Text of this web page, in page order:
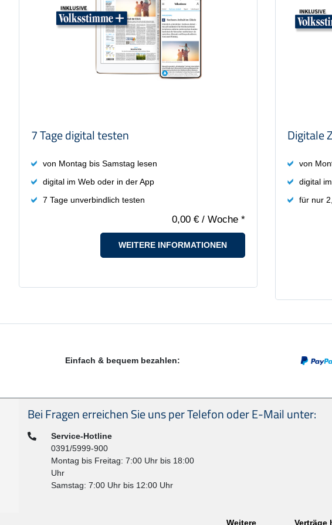
7 Tage digital testen
von Montag bis Samstag lesen
digital im Web oder in der App
7 Tage unverbindlich testen
0,00 €/ Woche *
WEITERE INFORMATIONEN
Digitale
von
digital
für nur
Einfach & bequem bezahlen:
Seitenfußbereich
Bei Fragen erreichen Sie uns per Telefon oder E-Mail unter:
Telefon:Service-Hotline
0391/5999-900
Montag bis Freitag: 7:00 Uhr bis 18:00
Uhr
Samstag: 7:00 Uhr bis 12:00 Uhr
Weitere Verträge